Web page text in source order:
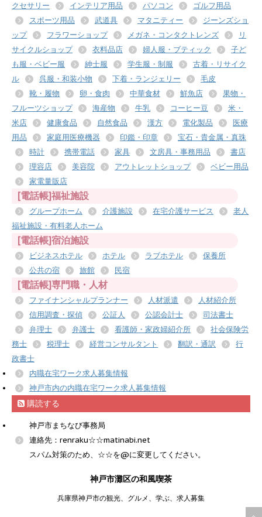
クセサリー
インテリア用品 パソコン
ゴルフ用品
スポーツ用品
武道具 マタニティー
ジーンズショ
ップ
フラワーショップ メガネ・コンタクトレンズ
リ
サイクルショップ
衣料品店 婦人服・ブティック
子ど
も服・ベビー服
紳士服 学生服・制服
古着・リサイク
ル
呉服・和装小物 下着・ランジェリー
毛皮
靴・履物
卵・食肉 中華食材 鮮魚店
果物・
フルーツショップ
海産物 牛乳 コーヒー豆
米・
米店
健康食品 自然食品 漢方 電化製品
医療
用品
家庭用医療機器 印鑑・印章
宝石・貴金属・真珠
時計
携帯電話 家具 文房具・事務用品
書店
理容店
美容院 アウトレットショップ
ベビー用品
家電量販店
[電話帳]福祉施設
グループホーム 介護施設 在宅介護サービス
老人
福祉施設・有料老人ホーム
[電話帳]宿泊施設
ビジネスホテル ホテル ラブホテル
保養所
公共の宿
旅館 民宿
[電話帳]専門職・人材
ファイナンシャルプランナー 人材派遣
人材紹介所
信用調査・探偵
公証人 公認会計士
司法書士
弁理士
弁護士 看護師・家政婦紹介所
社会保険労
務士
税理士 経営コンサルタント 翻訳・通訳
行
政書士
内職在宅ワーク求人募集情報
神戸市内の内職在宅ワーク求人募集情報
購読する
神戸市まちなび事務局
連絡先：renraku☆☆matinabi.net
スパム対策のため、☆☆を@に変更してください。
神戸市灘区の和風喫茶
兵庫県神戸市の観光、グルメ、学ぶ、求人募集